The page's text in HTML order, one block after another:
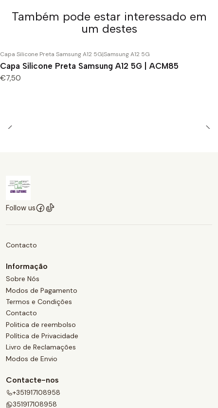
Também pode estar interessado em
um destes
Capa Silicone Preta Samsung A12 5G|Samsung A12 5G
Capa Silicone Preta Samsung A12 5G | ACM85
€7,50
Follow us
Contacto
Informação
Sobre Nós
Modos de Pagamento
Termos e Condições
Contacto
Politica de reembolso
Política de Privacidade
Livro de Reclamações
Modos de Envio
Contacte-nos
+351917108958
351917108958